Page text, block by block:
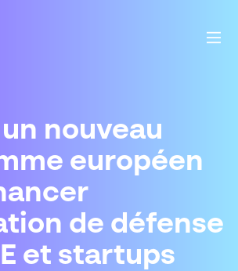
un nouveau
européen
de défense
et startups